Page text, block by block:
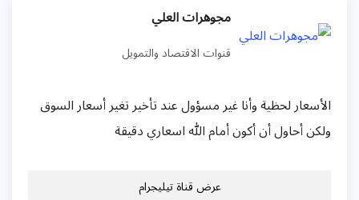
مجوهرات العلي
قنوات الاقتصاد والتمويل
الأسعار لحظية وأنا غير مسؤول عند تأخير تغير أسعار السوق
ولكن أحاول أن أكون أمام الله اسعاري دقيقة
عرض قناة تيليجرام